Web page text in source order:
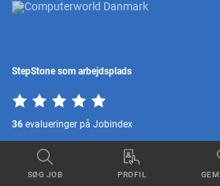
SØG JOB PROFIL
StepStone som arbejdsplads
36 evalueringer på Jobindex